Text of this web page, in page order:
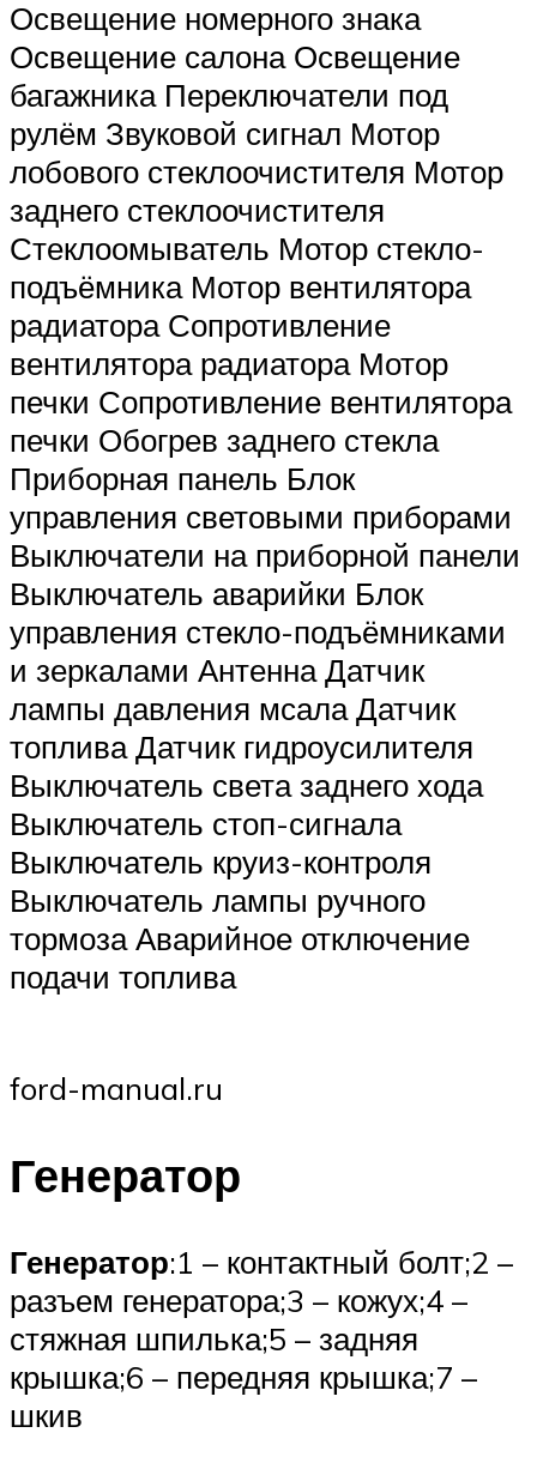
Освещение номерного знака
Освещение салона Освещение
багажника Переключатели под
рулём Звуковой сигнал Мотор
лобового стеклоочистителя Мотор
заднего стеклоочистителя
Стеклоомыватель Мотор стекло-
подъёмника Мотор вентилятора
радиатора Сопротивление
вентилятора радиатора Мотор
печки Сопротивление вентилятора
печки Обогрев заднего стекла
Приборная панель Блок
управления световыми приборами
Выключатели на приборной панели
Выключатель аварийки Блок
управления стекло-подъёмниками
и зеркалами Антенна Датчик
лампы давления мсала Датчик
топлива Датчик гидроусилителя
Выключатель света заднего хода
Выключатель стоп-сигнала
Выключатель круиз-контроля
Выключатель лампы ручного
тормоза Аварийное отключение
подачи топлива
ford-manual.ru
Генератор
Генератор:1 – контактный болт;2 –
разъем генератора;3 – кожух;4 –
стяжная шпилька;5 – задняя
крышка;6 – передняя крышка;7 –
шкив